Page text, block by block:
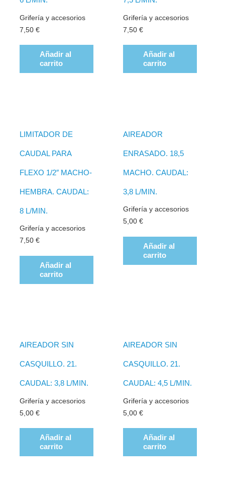
Grifería y accesorios
7,50€
Añadir al
carrito
Grifería y accesorios
7,50 €
Añadir al
carrito
LIMITADOR DE
CAUDAL PARA
FLEXO 1/2″ MACHO-
HEMBRA. CAUDAL:
8 L/MIN.
Grifería y accesorios
7,50€
Añadir al
carrito
AIREADOR
ENRASADO. 18,5
MACHO. CAUDAL:
3,8 L/MIN.
Grifería y accesorios
5,00 €
Añadir al
carrito
AIREADOR SIN
CASQUILLO. 21.
CAUDAL: 3,8 L/MIN.
Grifería y accesorios
5,00€
Añadir al
carrito
AIREADOR SIN
CASQUILLO. 21.
CAUDAL: 4,5 L/MIN.
Grifería y accesorios
5,00 €
Añadir al
carrito